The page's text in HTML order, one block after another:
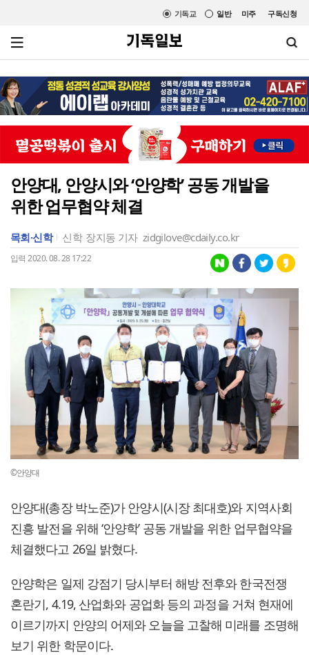
미주 구독신청
일반
기독교
안양대, 안양시와 ‘안양학’ 공동 개발을
위한 업무협약 체결
목회·신학 신학 장지동 기자 zidgilove@cdaily.co.kr
입력 2020. 08. 28 17:22
©안양대
안양대(총장 박노준)가 안양시(시장 최대호)와 지역사회
진흥 발전을 위해 ‘안양학’ 공동 개발을 위한 업무협약을
체결했다고 26일 밝혔다.
안양학은 일제 강점기 당시부터 해방 전후와 한국전쟁
혼란기, 4.19, 산업화와 공업화 등의 과정을 거쳐 현재에
이르기까지 안양의 어제와 오늘을 고찰해 미래를 조명해
보기 위한 학문이다.